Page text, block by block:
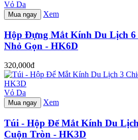
Vỏ Da
Mua ngay Xem
Hộp Đựng Mắt Kính Du Lịch 6
Nhỏ Gọn - HK6D
320,000đ
Vỏ Da
Mua ngay Xem
Túi - Hộp Để Mắt Kính Du
Cuộn Tròn - HK3D